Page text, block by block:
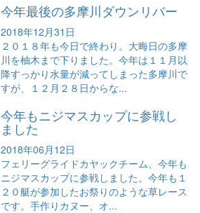
今年最後の多摩川ダウンリバー
2018年12月31日
２０１８年も今日で終わり。大晦日の多摩
川を柚木まで下りました。今年は１１月以
降すっかり水量が減ってしまった多摩川で
すが、１２月２８日からな...
今年もニジマスカップに参戦し
ました
2018年06月12日
フェリーグライドカヤックチーム、今年も
ニジマスカップに参戦しました。今年も１
２０艇が参加したお祭りのような草レース
です。手作りカヌー、オ...